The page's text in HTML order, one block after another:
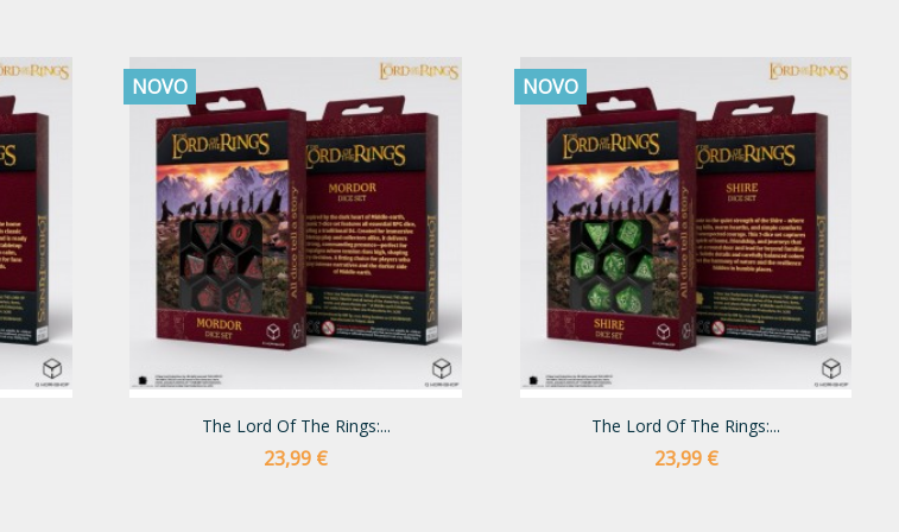
The Lord Of The Rings:...
Preço
23,99 €
NOVO
The Lord Of The Rings:...
Preço
23,99 €
NOVO